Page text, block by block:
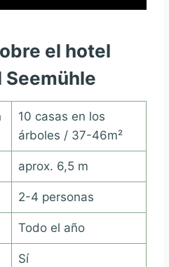
el hotel
Seemühle
10 casas en los
árboles / 37-46m²
aprox. 6,5 m
2-4 personas
Todo el año
Sí